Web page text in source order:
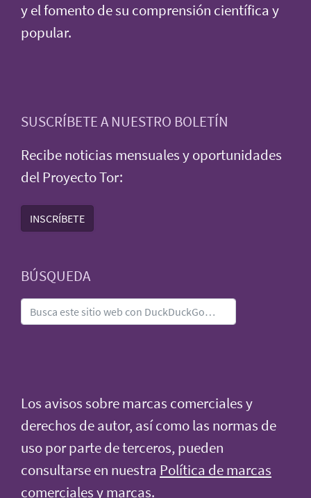
y el fomento de su comprensión científica y
popular.
SUSCRÍBETE A NUESTRO BOLETÍN
Recibe noticias mensuales y oportunidades
del Proyecto Tor:
INSCRÍBETE
BÚSQUEDA
Los avisos sobre marcas comerciales y
derechos de autor, así como las normas de
uso por parte de terceros, pueden
consultarse en nuestra Política de marcas
comerciales y marcas.